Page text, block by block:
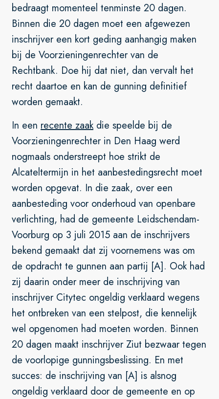
bedraagt momenteel tenminste 20 dagen.
Binnen die 20 dagen moet een afgewezen
inschrijver een kort geding aanhangig maken
bij de Voorzieningenrechter van de
Rechtbank. Doe hij dat niet, dan vervalt het
recht daartoe en kan de gunning definitief
worden gemaakt.
In een recente zaakdie speelde bij de
Voorzieningenrechter in Den Haag werd
nogmaals onderstreept hoe strikt de
Alcateltermijn in het aanbestedingsrecht moet
worden opgevat. In die zaak, over een
aanbesteding voor onderhoud van openbare
verlichting, had de gemeente Leidschendam-
Voorburg op 3 juli 2015 aan de inschrijvers
bekend gemaakt dat zij voornemens was om
de opdracht te gunnen aan partij [A]. Ook had
zij daarin onder meer de inschrijving van
inschrijver Citytec ongeldig verklaard wegens
het ontbreken van een stelpost, die kennelijk
wel opgenomen had moeten worden. Binnen
20 dagen maakt inschrijver Ziut bezwaar tegen
de voorlopige gunningsbeslissing. En met
succes: de inschrijving van [A] is alsnog
ongeldig verklaard door de gemeente en op